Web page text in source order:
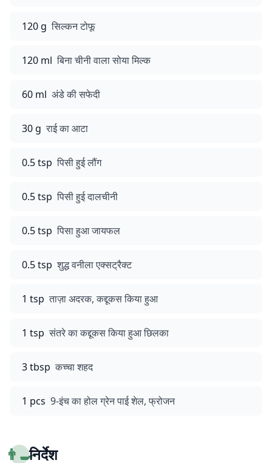
120 g सिल्कन टोफू
120 ml बिना चीनी वाला सोया मिल्क
60 ml अंडे की सफेदी
30 g राई का आटा
0.5 tsp पिसी हुई लौंग
0.5 tsp पिसी हुई दालचीनी
0.5 tsp पिसा हुआ जायफल
0.5 tsp शुद्ध वनीला एक्सट्रैक्ट
1 tsp ताज़ा अदरक, कद्दूकस किया हुआ
1 tsp संतरे का कद्दूकस किया हुआ छिलका
3 tbsp कच्चा शहद
1 pcs 9-इंच का होल ग्रेन पाई शेल, फ्रोजन
👨‍🍳निर्देश